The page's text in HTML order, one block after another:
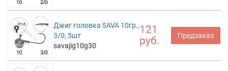
Джиг головка SAVA 10гр.,
3/0, 5шт
savajig10g30
121
руб.
Предзаказ